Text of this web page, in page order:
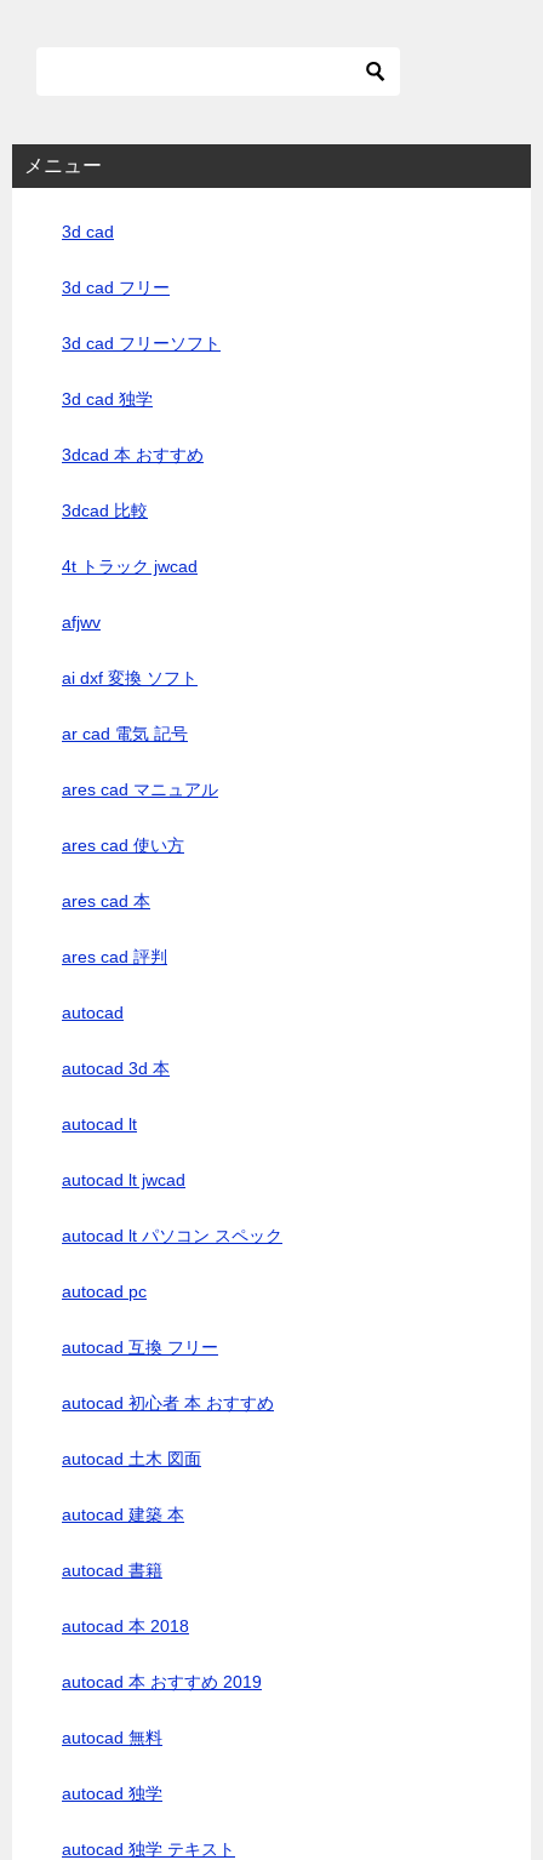
メニュー
3d cad
3d cad フリー
3d cad フリーソフト
3d cad 独学
3dcad 本 おすすめ
3dcad 比較
4t トラック jwcad
afjwv
ai dxf 変換 ソフト
ar cad 電気 記号
ares cad マニュアル
ares cad 使い方
ares cad 本
ares cad 評判
autocad
autocad 3d 本
autocad lt
autocad lt jwcad
autocad lt パソコン スペック
autocad pc
autocad 互換 フリー
autocad 初心者 本 おすすめ
autocad 土木 図面
autocad 建築 本
autocad 書籍
autocad 本 2018
autocad 本 おすすめ 2019
autocad 無料
autocad 独学
autocad 独学 テキスト